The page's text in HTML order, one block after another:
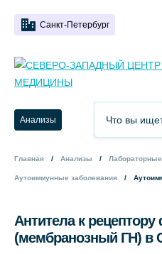
Санкт-Петербург
Анализы
Главная Анализы
Аутоиммунные заболевания
Антитела к
(мембранозный ГН) в